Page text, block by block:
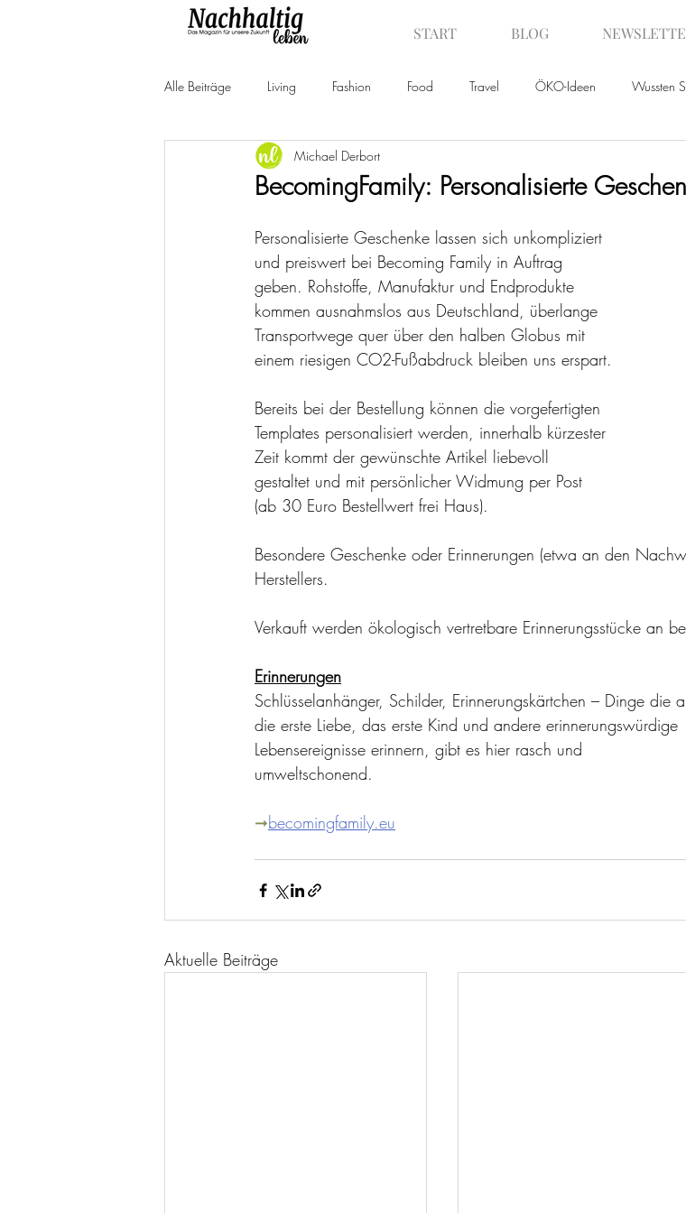
START BLOG
Alle Beiträge Living Fashion Food Travel ÖKO-Ideen Wussten
Produkttests Neuheiten
BecomingFamily: Personalisierte
Michael Derbort
Personalisierte Geschenke lassen sich unkompliziert
und preiswert bei Becoming Family in Auftrag
geben. Rohstoffe, Manufaktur und Endprodukte
kommen ausnahmslos aus Deutschland, überlange
Transportwege quer über den halben Globus mit
einem riesigen CO2-Fußabdruck bleiben uns erspart.
Bereits bei der Bestellung können die vorgefertigten
Templates personalisiert werden, innerhalb kürzester
Zeit kommt der gewünschte Artikel liebevoll
gestaltet und mit persönlicher Widmung per Post
(ab 30 Euro Bestellwert frei Haus).
Besondere Geschenke oder Erinnerungen (etwa an den
Herstellers.
Verkauft werden ökologisch vertretbare Erinnerungsstücke an
Erinnerungen
Schlüsselanhänger, Schilder, Erinnerungskärtchen – Dinge die
die erste Liebe, das erste Kind und andere erinnerungswürdige
Lebensereignisse erinnern, gibt es hier rasch und
umweltschonend.
➞becomingfamily.eu
Aktuelle Beiträge